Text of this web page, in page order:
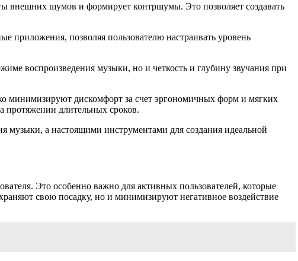
внешних шумов и формирует контршумы. Это позволяет создавать
приложения, позволяя пользователю настраивать уровень
воспроизведения музыки, но и четкость и глубину звучания при
минимизируют дискомфорт за счет эргономичных форм и мягких
протяжении длительных сроков.
а настоящими инструментами для создания идеальной
Это особенно важно для активных пользователей, которые
свою посадку, но и минимизируют негативное воздействие